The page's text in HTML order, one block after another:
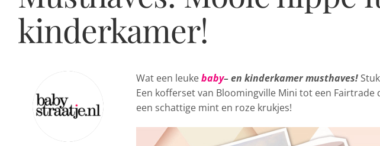
kinderkamer!
Wat een leukebaby– en kinderkamer musthaves!
Een kofferset van Bloomingville Mini tot een Fairtrade
een schattige mint en roze krukjes!